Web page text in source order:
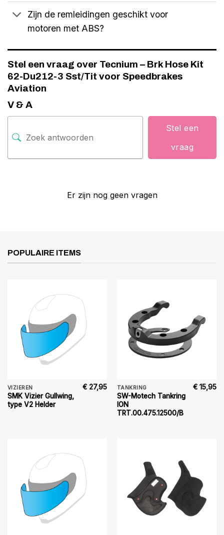
Zijn de remleidingen geschikt voor
motoren met ABS?
Stel een vraag over Tecnium – Brk Hose Kit
62-Du212-3 Sst/Tit voor Speedbrakes
Aviation
V & A
Stel een
vraag
Er zijn nog geen vragen
POPULAIRE ITEMS
VIZIEREN
SMK Vizier Gullwing,
type V2 Helder
€ 27,95 TANKRING
SW-Motech Tankring
ION
TRT.00.475.12500/B
€ 15,95